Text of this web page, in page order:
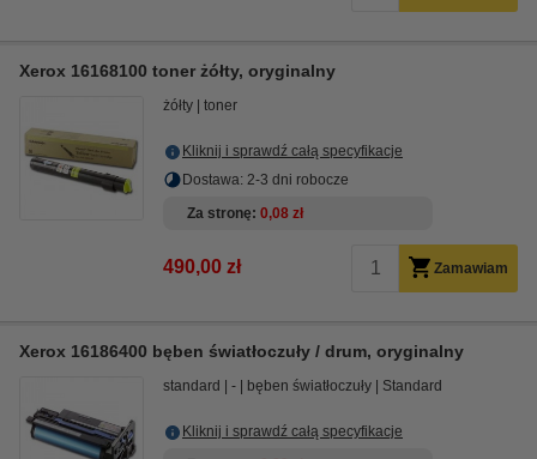
Xerox 16168100 toner żółty, oryginalny
żółty toner
Kliknij i sprawdź całą specyfikacje
Dostawa: 2-3 dni robocze
Za stronę 0,08 zł
490,00 zł Zamawiam
Xerox 16186400 bęben światłoczuły / drum, oryginalny
standard - bęben światłoczuły Standard
Kliknij i sprawdź całą specyfikacje